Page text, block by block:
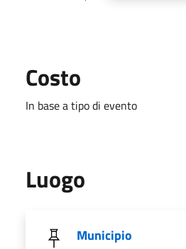
Costo
In base a tipo di evento
Luogo
Municipio